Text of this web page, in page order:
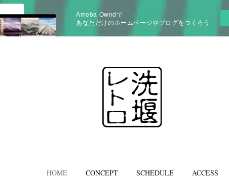
Ameba Owndで
あなただけのホームページやブログをつくろう
HOME CONCEPT SCHEDULE ACCESS